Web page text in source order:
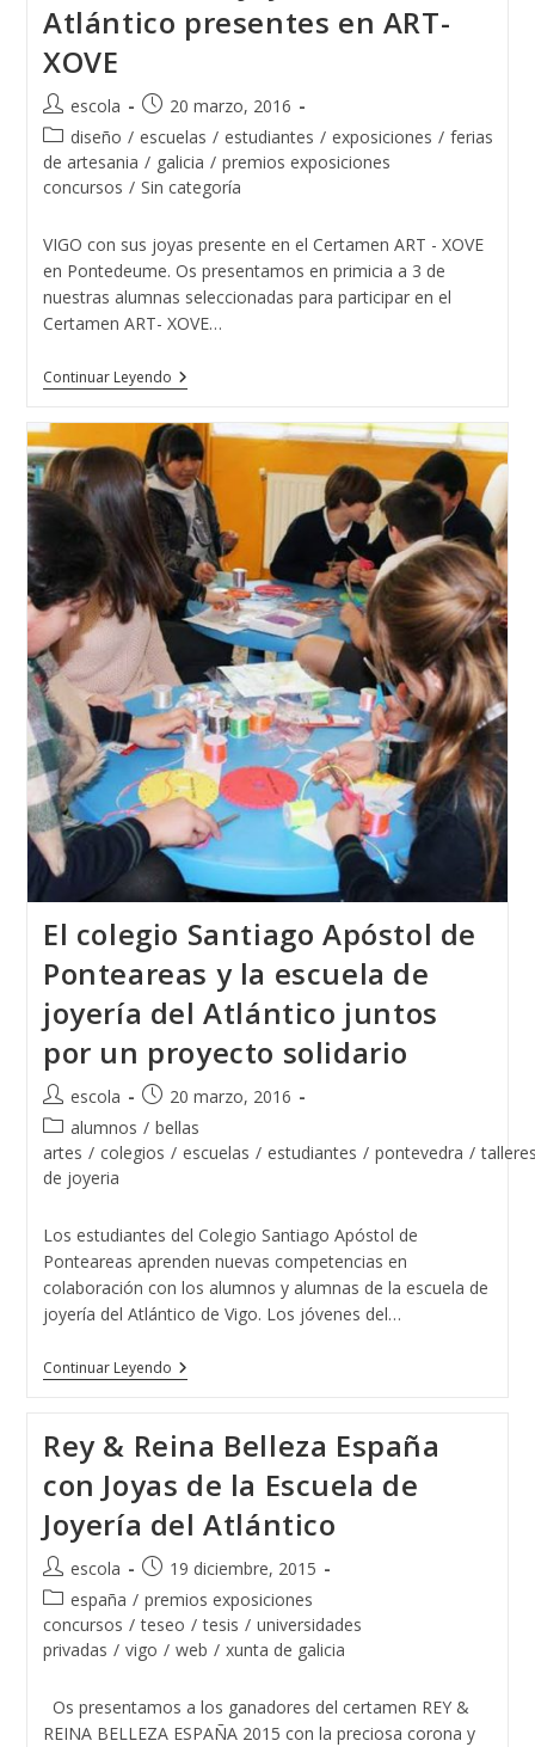
Atlántico presentes en ART-
XOVE
Autor
de
la
entrada:
escola
Publicación
de
la
entrada:
20 marzo, 2016
Categoría
de
la
diseño / escuelas / estudiantes / exposiciones / ferias
de artesania / galicia / premios exposiciones
concursos / Sin categoría
VIGO con sus joyas presente en el Certamen ART - XOVE
en Pontedeume. Os presentamos en primicia a 3 de
nuestras alumnas seleccionadas para participar en el
Certamen ART- XOVE…
Continuar LeyendoVarias
Diseñadoras
Joyas
De
La
Escuela
De
Joyería
Del
Atlántico
Presentes
En
ART-
XOVE
El colegio Santiago Apóstol de
Ponteareas y la escuela de
joyería del Atlántico juntos
por un proyecto solidario
Autor
de
la
entrada:
escola
Publicación
de
la
entrada:
20 marzo, 2016
Categoría
de
la
alumnos / bellas
artes / colegios / escuelas / estudiantes / pontevedra /
de joyeria
Los estudiantes del Colegio Santiago Apóstol de
Ponteareas aprenden nuevas competencias en
colaboración con los alumnos y alumnas de la escuela de
joyería del Atlántico de Vigo. Los jóvenes del…
Continuar LeyendoEl
Colegio
De
Ponteareas
Y
La
Escuela
De
Joyería
Del
Atlántico
Juntos
Por
Un
Rey & Reina Belleza España
con Joyas de la Escuela de
Joyería del Atlántico
Autor
de
la
entrada:
escola
Publicación
de
la
entrada:
19 diciembre, 2015
Categoría
de
la
españa / premios exposiciones
concursos / teseo / tesis / universidades
privadas / vigo / web / xunta de galicia
Os presentamos a los ganadores del certamen REY &
REINA BELLEZA ESPAÑA 2015 con la preciosa corona y